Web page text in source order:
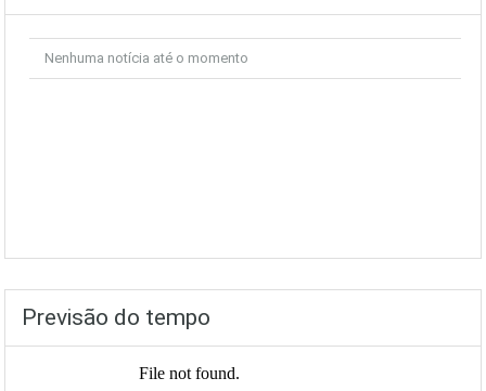
Nenhuma notícia até o momento
Previsão do tempo